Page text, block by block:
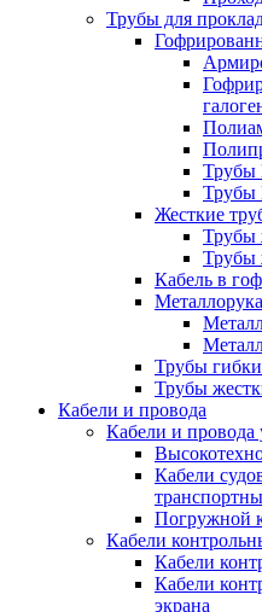
Трубы для
Жесткие
Трубы
Трубы
Кабель в
Трубы
Трубы
Кабели и провода
Кабели и провода
Кабели
Погружной
Кабели
Кабели
Кабели
экрана